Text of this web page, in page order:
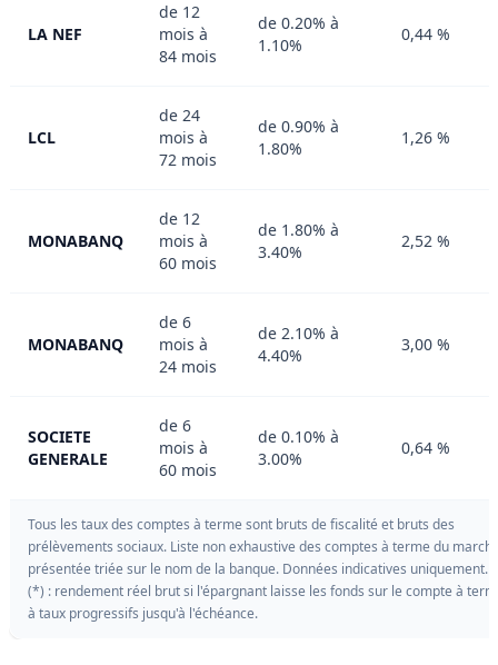
LA NEF
de 12
mois à
84 mois
de 0.20% à
1.10%
0,44 %
LCL
de 24
mois à
72 mois
de 0.90% à
1.80%
1,26 %
MONABANQ
de 12
mois à
60 mois
de 1.80% à
3.40%
2,52 %
MONABANQ
de 6
mois à
24 mois
de 2.10% à
4.40%
3,00 %
SOCIETE
GENERALE
de 6
mois à
60 mois
de 0.10% à
3.00%
0,64 %
Tous les taux des comptes à terme sont bruts de fiscalité et bruts des
prélèvements sociaux. Liste non exhaustive des comptes à terme du
présentée triée sur le nom de la banque. Données indicatives uniquement.
(*) : rendement réel brut si l'épargnant laisse les fonds sur le compte à
à taux progressifs jusqu'à l'échéance.